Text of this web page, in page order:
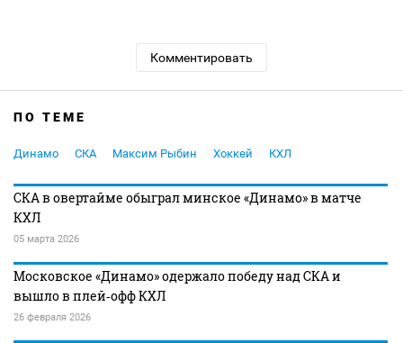
Комментировать
ПО ТЕМЕ
Динамо СКА Максим Рыбин Хоккей КХЛ
СКА в овертайме обыграл минское «Динамо» в матче
КХЛ
05 марта 2026
Московское «Динамо» одержало победу над СКА и
вышло в плей‑офф КХЛ
26 февраля 2026